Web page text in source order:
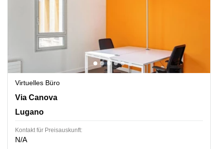
Virtuelles Büro
Via Canova 15, Lugano
Via Canova
Lugano
Kontakt für Preisauskunft:
N/A